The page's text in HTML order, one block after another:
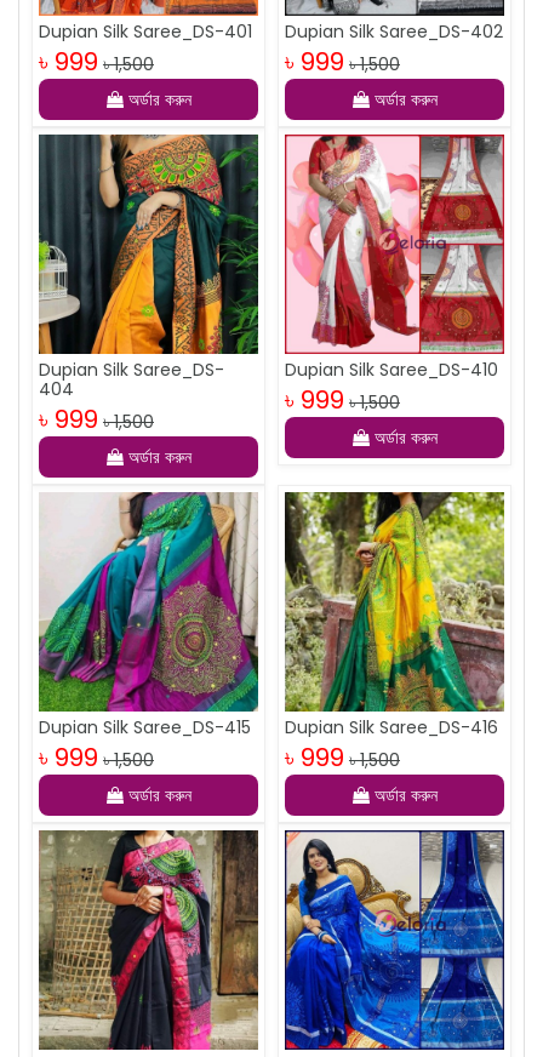
Dupian Silk Saree_DS-401
৳ 999 ৳ 1,500
অর্ডার করুন
Dupian Silk Saree_DS-402
৳ 999 ৳ 1,500
অর্ডার করুন
Dupian Silk Saree_DS-
404
৳ 999 ৳ 1,500
অর্ডার করুন
Dupian Silk Saree_DS-410
৳ 999 ৳ 1,500
অর্ডার করুন
Dupian Silk Saree_DS-415
৳ 999 ৳ 1,500
অর্ডার করুন
Dupian Silk Saree_DS-416
৳ 999 ৳ 1,500
অর্ডার করুন